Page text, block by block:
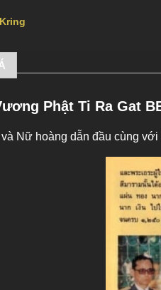
Phật Ti Ra Gat
Nữ hoàng dẫn đầu cùng